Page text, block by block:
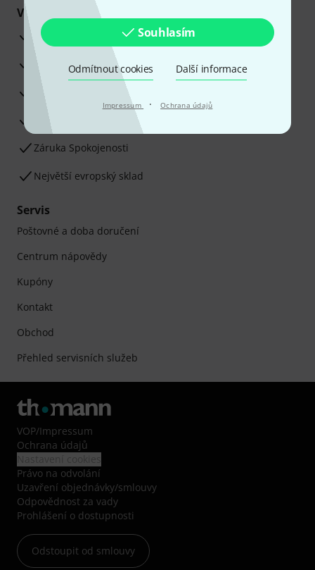
Souhlasím
Odmítnout cookies Další informace
Impressum · Ochrana údajů
Vaše výhody
3letá záruka firmy Thomann
30denní záruka vrácení peněz
Záruka Spokojenosti
Největší evropský sklad
Servis
Poštovné a doba doručení
Centrum nápovědy
Kupóny
Kontakt
Obchod
Přehled servisních služeb
VOP/Impressum
Ochrana údajů
Právo na odvolání
Uzavření objednávky/smlouvy
Odpovědnost za vady
Prohlášení o dostupnosti
Odstoupit od smlouvy